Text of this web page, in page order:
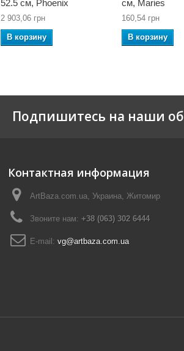
52.5 см, Phoenix
2 903,06 грн
В корзину
см, Maries
160,54 грн
В корзину
Подпишитесь на наши
Контактная информация
ArtBaza.com.ua, Украина, Житомир
Звоните нам: +38 (063) 302 6444
E-mail: vg@artbaza.com.ua